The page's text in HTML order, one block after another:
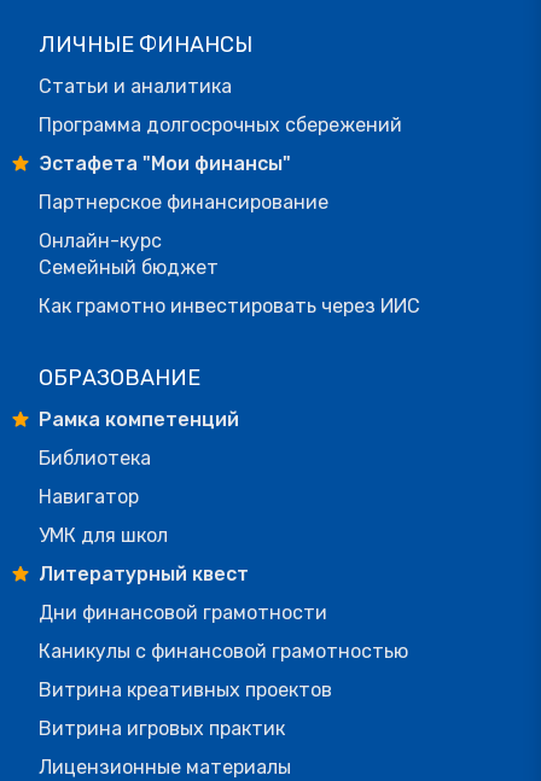
ЛИЧНЫЕ ФИНАНСЫ
Статьи и аналитика
Программа долгосрочных сбережений
Эстафета "Мои финансы"
Партнерское финансирование
Онлайн-курс
Семейный бюджет
Как грамотно инвестировать через ИИС
ОБРАЗОВАНИЕ
Рамка компетенций
Библиотека
Навигатор
УМК для школ
Литературный квест
Дни финансовой грамотности
Каникулы с финансовой грамотностью
Витрина креативных проектов
Витрина игровых практик
Лицензионные материалы